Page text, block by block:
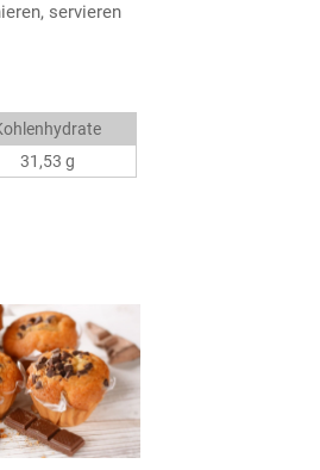
servieren
31,53 g